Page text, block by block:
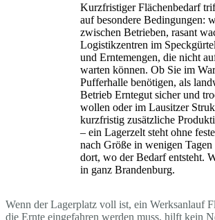
Kurzfristiger Flächenbedarf
auf besondere Bedingungen:
zwischen Betrieben, rasant
Logistikzentren im
und Erntemengen, die nicht
warten können. Ob Sie im
Pufferhalle benötigen, als
Betrieb Erntegut sicher und
wollen oder im Lausitzer
kurzfristig zusätzliche
– ein Lagerzelt steht ohne
nach Größe in wenigen Tagen
dort, wo der Bedarf entsteht.
in ganz Brandenburg.
Wenn der Lagerplatz voll ist, ein Werksanlauf
die Ernte eingefahren werden muss, hilft kein